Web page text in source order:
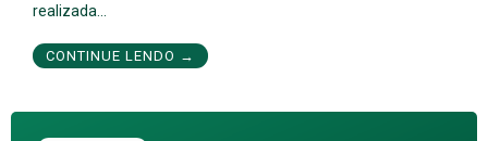
realizada…
CONTINUE LENDO →